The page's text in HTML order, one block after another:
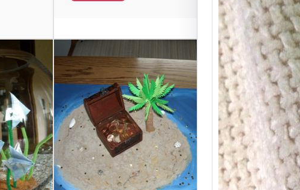
basteln